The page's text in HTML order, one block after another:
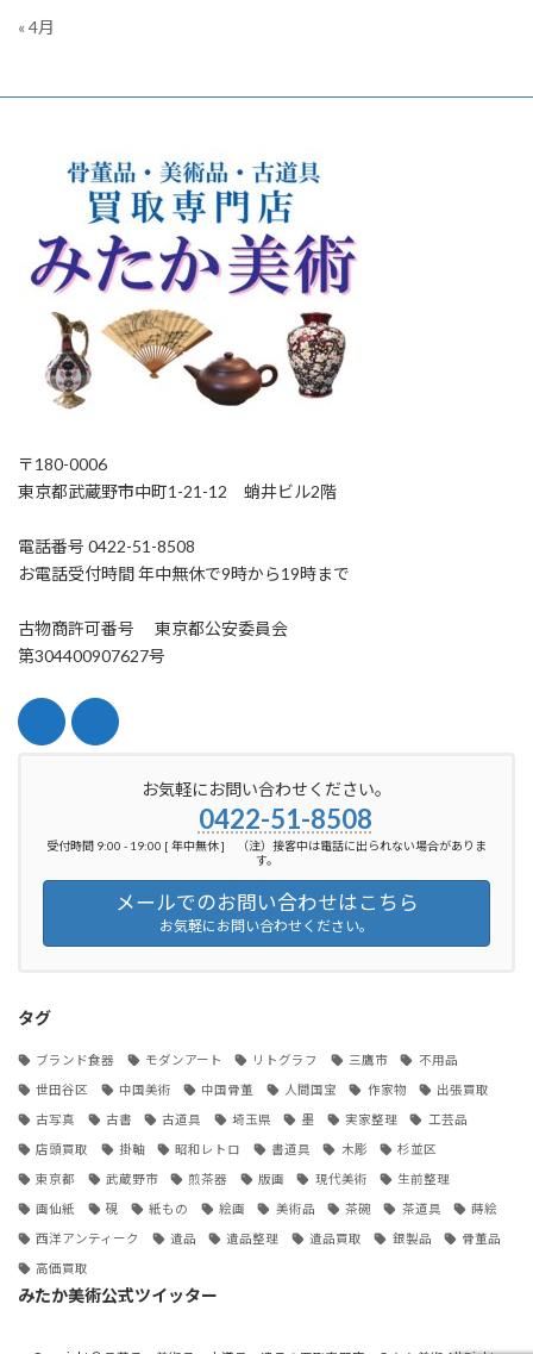
« 4月
〒180-0006
東京都武蔵野市中町1-21-12 蛸井ビル2階
電話番号 0422-51-8508
お電話受付時間 年中無休で9時から19時まで
古物商許可番号 東京都公安委員会
第304400907627号
お気軽にお問い合わせください。
0422-51-8508
受付時間 9:00 - 19:00 [ 年中無休 ] （注）接客中は電話に出られない場合がありま
す。
メールでのお問い合わせはこちら
お気軽にお問い合わせください。
タグ
ブランド食器 モダンアート リトグラフ 三鷹市 不用品
世田谷区 中国美術 中国骨董 人間国宝 作家物 出張買取
古写真 古書 古道具 埼玉県 墨 実家整理 工芸品
店頭買取 掛軸 昭和レトロ 書道具 木彫 杉並区
東京都 武蔵野市 煎茶器 版画 現代美術 生前整理
画仙紙 硯 紙もの 絵画 美術品 茶碗 茶道具 蒔絵
西洋アンティーク 遺品 遺品整理 遺品買取 銀製品 骨董品
高価買取
みたか美術公式ツイッター